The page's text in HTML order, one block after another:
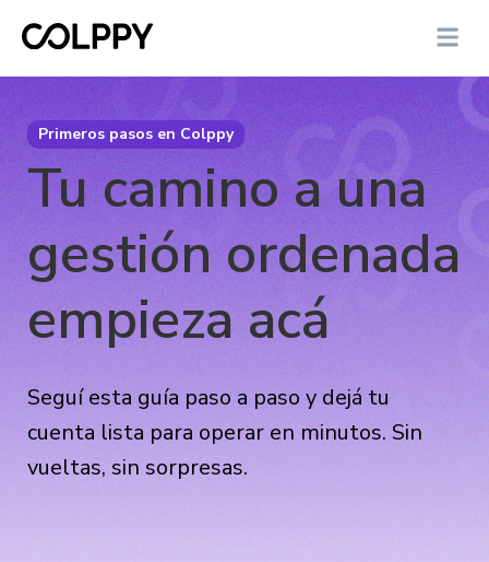
Primeros pasos en Colppy
Tu camino a una
gestión ordenada
empieza acá
Seguí esta guía paso a paso y dejá tu
cuenta lista para operar en minutos. Sin
vueltas, sin sorpresas.